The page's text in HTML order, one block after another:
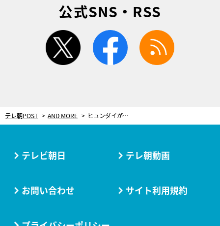
公式SNS・RSS
twitter facebook
テレ朝POST AND MORE ヒュンダイがトップ3独占。トヨタは後退【WRC：ラリー・スウェーデンDAY2結果】
テレビ朝日 テレ朝動画
お問い合わせ サイト利用規約